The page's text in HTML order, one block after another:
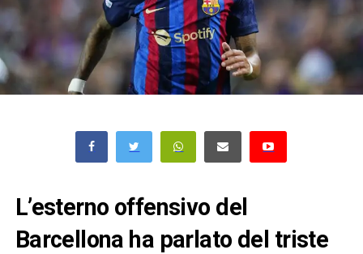
L’esterno offensivo del
Barcellona ha parlato del triste